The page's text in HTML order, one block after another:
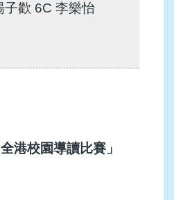
子歡 6C 李樂怡
港校園導讀比賽」